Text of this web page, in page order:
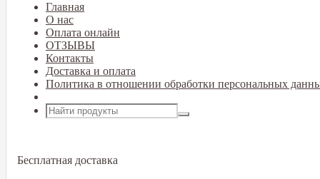
Главная
О нас
Оплата онлайн
ОТЗЫВЫ
Контакты
Доставка и оплата
Политика в отношении обработки персональных
Бесплатная доставка